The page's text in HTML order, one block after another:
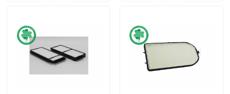
Nouvelles
Filtres à air de moteur de véhicule